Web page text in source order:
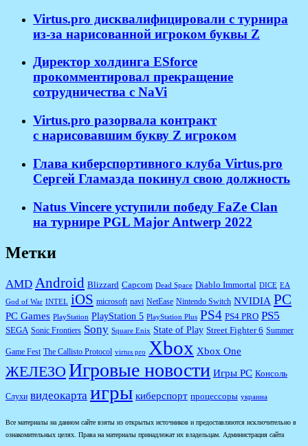
Virtus.pro дисквалифицировали с турнира
из-за нарисованной игроком буквы Z
Директор холдинга ESforce
прокомментировал прекращение
сотрудничества с NaVi
​Virtus.pro разорвала контракт
с нарисовавшим букву Z игроком
Глава киберспортивного клуба Virtus.pro
Сергей Гламазда покинул свою должность
Natus Vincere уступили победу FaZe Clan
на турнире PGL Major Antwerp 2022
Метки
AMD Android Blizzard Capcom Dead Space Diablo Immortal DICE EA
God of War INTEL iOS microsoft navi NetEase Nintendo Switch NVIDIA PC
PC Games PlayStation PlayStation 5 PlayStation Plus PS4 PS4 PRO PS5
SEGA Sonic Frontiers Sony Square Enix State of Play Street Fighter 6 Summer
Game Fest The Callisto Protocol virtus pro Xbox Xbox One
ЖЕЛЕЗО Игровые новости Игры PC Консоль
Слухи видеокарта игры киберспорт процессоры украина
Все материалы на данном сайте взяты из открытых источников и предоставляются исключительно в
ознакомительных целях. Права на материалы принадлежат их владельцам. Администрация сайта